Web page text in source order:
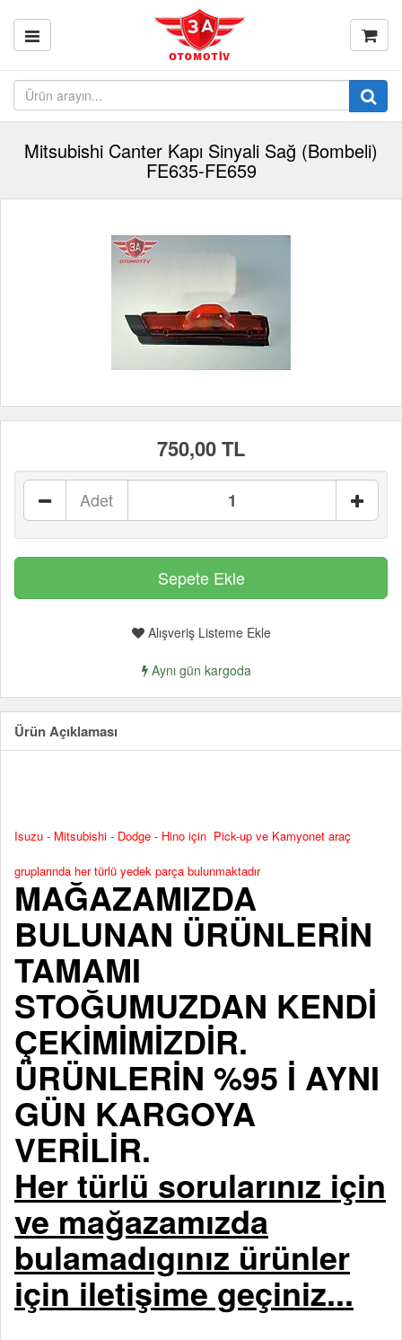
Mitsubishi Canter Kapı Sinyali Sağ (Bombeli)
FE635-FE659
750,00 TL
Adet
Alışveriş Listeme Ekle
Aynı gün kargoda
Ürün Açıklaması
Isuzu - Mitsubishi - Dodge - Hino için Pick-up ve Kamyonet araç
gruplarında her türlü yedek parça bulunmaktadır
MAĞAZAMIZDA
BULUNAN ÜRÜNLERİN
TAMAMI
STOĞUMUZDAN KENDİ
ÇEKİMİMİZDİR.
ÜRÜNLERİN %95 İ AYNI
GÜN KARGOYA
VERİLİR.
Her türlü sorularınız için
ve mağazamızda
bulamadıgınız ürünler
için iletişime geçiniz...